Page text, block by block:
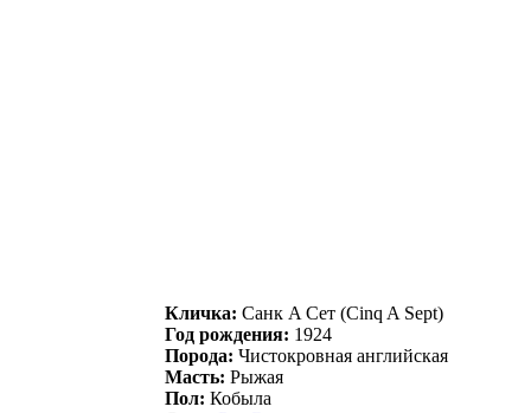
Кличка: Санк A Сет (Cinq A Sept)
Год рождения: 1924
Порода: Чистокровная английская
Масть: Рыжая
Пол: Кобыла